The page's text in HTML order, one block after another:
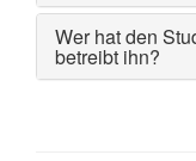
Wer hat den
betreibt ihn?